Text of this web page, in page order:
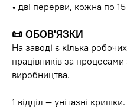
• дві перерви, кожна по
📜 ОБОВ'ЯЗКИ
На заводі є кілька
працівників за
виробництва.
1 відділ — унітазні кришки.